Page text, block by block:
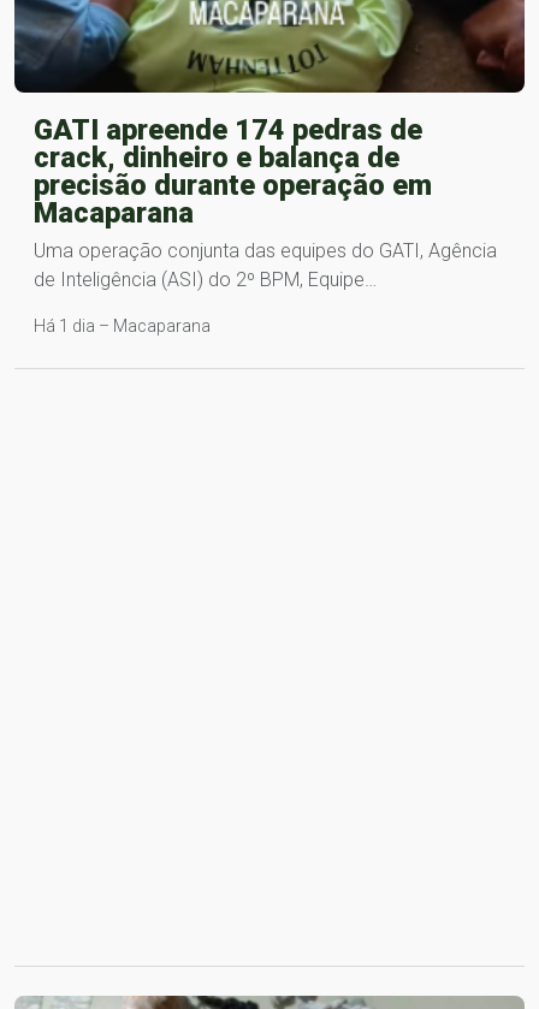
GATI apreende 174 pedras de
crack, dinheiro e balança de
precisão durante operação em
Macaparana
Uma operação conjunta das equipes do GATI, Agência
de Inteligência (ASI) do 2º BPM, Equipe…
Há 1 dia – Macaparana